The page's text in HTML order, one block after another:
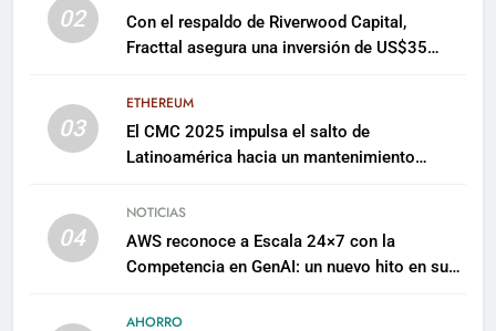
02
Con el respaldo de Riverwood Capital,
Fracttal asegura una inversión de US$35
03
ETHEREUM
El CMC 2025 impulsa el salto de
Latinoamérica hacia un mantenimiento
04
NOTICIAS
AWS reconoce a Escala 24×7 con la
Competencia en GenAI: un nuevo hito en su
AHORRO